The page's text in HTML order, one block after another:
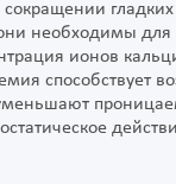
необходимы для
ионов
способствует